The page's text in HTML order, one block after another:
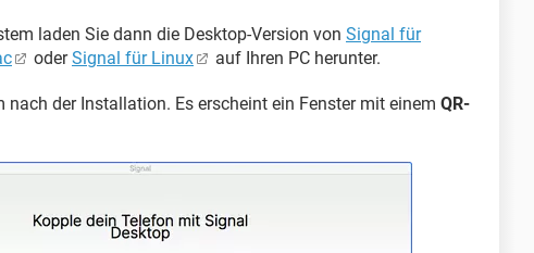
laden Sie dann die Desktop-Version von Signal für
oderSignal für Linux auf Ihren PC herunter.
nach der Installation. Es erscheint ein Fenster mit einem QR-